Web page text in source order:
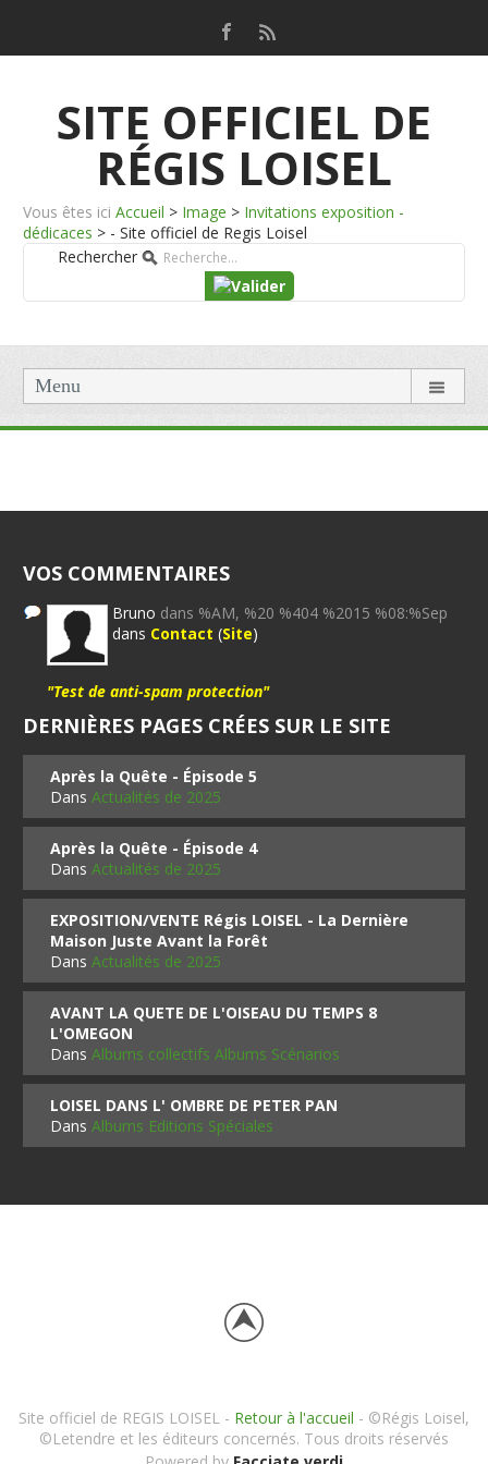
SITE OFFICIEL DE
RÉGIS LOISEL
Vous êtes ici Accueil > Image > Invitations exposition -
dédicaces > - Site officiel de Regis Loisel
Rechercher
Menu
VOS COMMENTAIRES
Bruno dans %AM, %20 %404 %2015 %08:%Sep
dans Contact (Site)
"Test de anti-spam protection"
DERNIÈRES PAGES CRÉES SUR LE SITE
Après la Quête - Épisode 5
DansActualités de 2025
Après la Quête - Épisode 4
DansActualités de 2025
EXPOSITION/VENTE Régis LOISEL - La Dernière
Maison Juste Avant la Forêt
DansActualités de 2025
AVANT LA QUETE DE L'OISEAU DU TEMPS 8
L'OMEGON
DansAlbums collectifs Albums Scénarios
LOISEL DANS L' OMBRE DE PETER PAN
DansAlbums Editions Spéciales
Site officiel de REGIS LOISEL - Retour à l'accueil - ©Régis Loisel,
©Letendre et les éditeurs concernés. Tous droits réservés